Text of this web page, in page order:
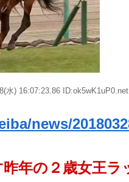
水) 16:07:23.86 ID:ok5wK1uP0.net
news/
年の２歳女王